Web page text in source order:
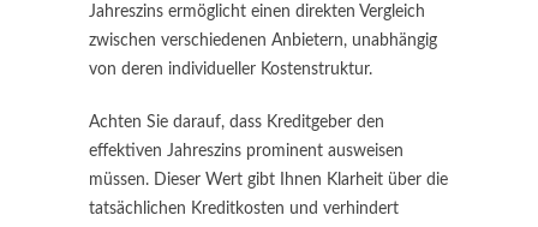
Jahreszins ermöglicht einen direkten Vergleich
zwischen verschiedenen Anbietern, unabhängig
von deren individueller Kostenstruktur.
Achten Sie darauf, dass Kreditgeber den
effektiven Jahreszins prominent ausweisen
müssen. Dieser Wert gibt Ihnen Klarheit über die
tatsächlichen Kreditkosten und verhindert